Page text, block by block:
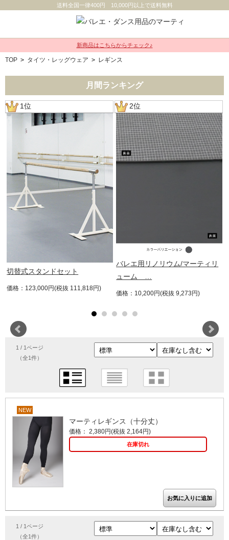
送料全国一律400円 10,000円以上で送料無料
新商品はこちらからチェック♪
TOP > タイツ・レッグウェア > レギンス
月間ランキング
1位
切替式スタンドセット
価格：123,000円(税抜 111,818円)
2位
バレエ用リノリウム/マーティリ
ューム …
価格：10,200円(税抜 9,273円)
1 / 1ページ
（全1件）
NEW
マーティレギンス（十分丈）
価格： 2,380円(税抜 2,164円)
在庫切れ
1 / 1ページ
（全1件）